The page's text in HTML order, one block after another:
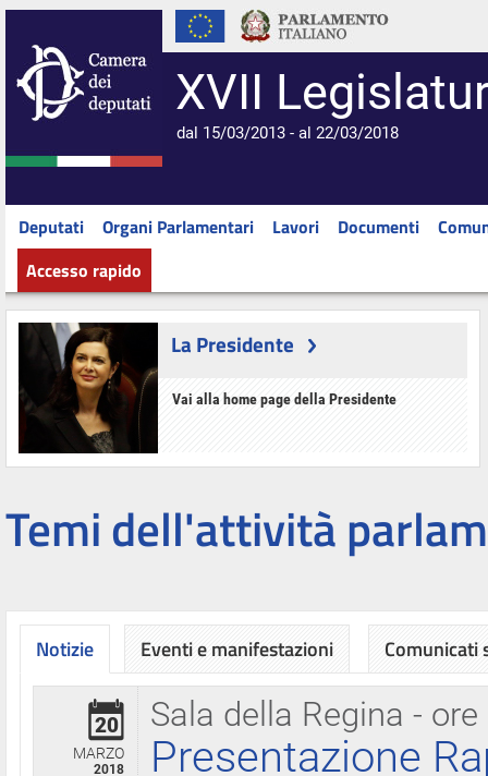
XVII
dal 15/03/2013 - al 22/03/2018
Deputati Organi Parlamentari Lavori Documenti
Accesso rapido
La Presidente
Vai alla home page della Presidente
Temi dell'attività
Notizie
Sala della Regina - ore
20
MARZO
2018
Presentazione
Eventi e manifestazioni Comunicati